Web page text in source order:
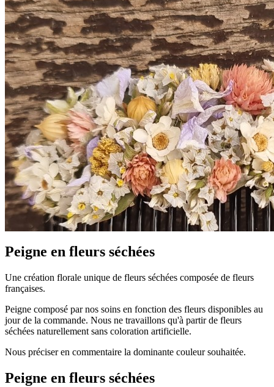
Peigne en fleurs séchées
Une création florale unique de fleurs séchées composée de fleurs
françaises.
Peigne composé par nos soins en fonction des fleurs disponibles au
jour de la commande. Nous ne travaillons qu'à partir de fleurs
séchées naturellement sans coloration artificielle.
Nous préciser en commentaire la dominante couleur souhaitée.
Peigne en fleurs séchées